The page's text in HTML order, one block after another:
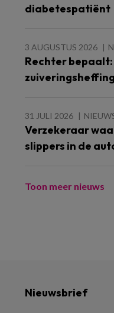
diabetespatiënt
3 AUGUSTUS 2026
Rechter
31 JULI 2026
Verzekeraar
slippers in de
Toon meer nieuws
Nieuwsbrief